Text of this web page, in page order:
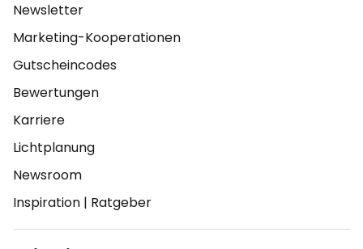
Newsletter
Marketing-Kooperationen
Gutscheincodes
Bewertungen
Karriere
Lichtplanung
Newsroom
Inspiration | Ratgeber